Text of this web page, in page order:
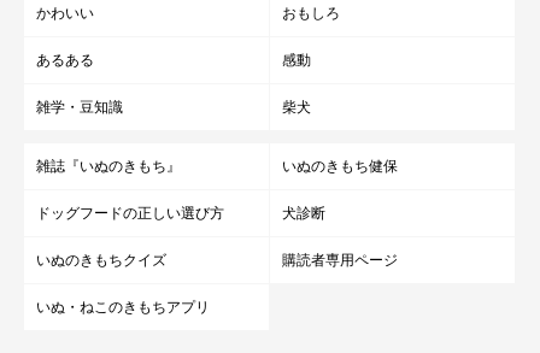
かわいい おもしろ
あるある 感動
雑学・豆知識 柴犬
雑誌『いぬのきもち』 いぬのきもち健保
ドッグフードの正しい選び方 犬診断
いぬのきもちクイズ 購読者専用ページ
いぬ・ねこのきもちアプリ